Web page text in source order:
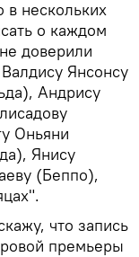
нескольких
о каждом
доверили
Янсонсу
Андрису
Оньяни
Янису
(Беппо),
что запись
премьеры